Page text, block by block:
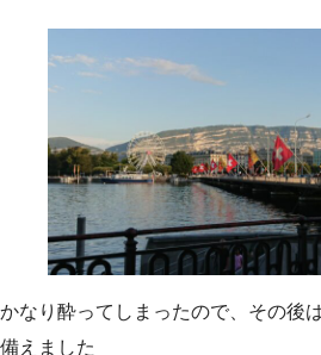
かなり酔ってしまったので、その後
備えました